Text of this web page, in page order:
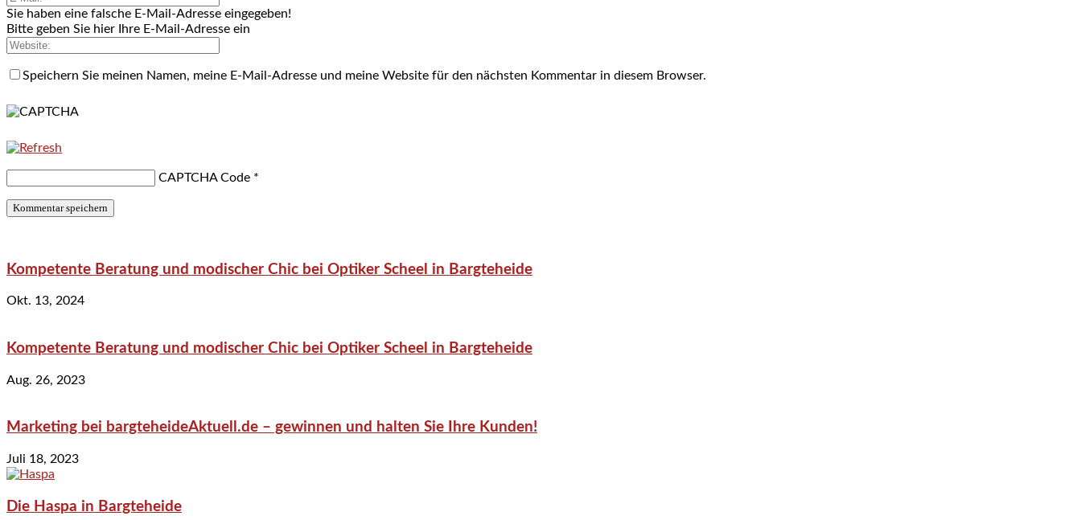
Sie haben eine falsche E-Mail-Adresse eingegeben!
Bitte geben Sie hier Ihre E-Mail-Adresse ein
Speichern Sie meinen Namen, meine E-Mail-Adresse und meine Website für den nächsten Kommentar in diesem Browser.
CAPTCHA Code *
Kompetente Beratung und modischer Chic bei Optiker Scheel in Bargteheide
Okt. 13, 2024
Kompetente Beratung und modischer Chic bei Optiker Scheel in Bargteheide
Aug. 26, 2023
Marketing bei bargteheideAktuell.de – gewinnen und halten Sie Ihre Kunden!
Juli 18, 2023
Die Haspa in Bargteheide